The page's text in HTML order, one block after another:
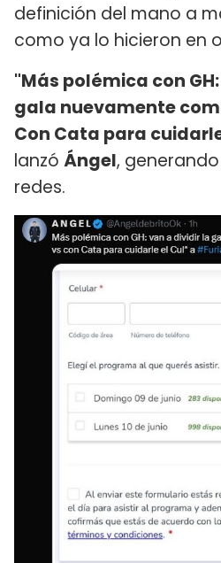
definición del mano a
como ya lo hicieron en
"Más polémica con
gala nuevamente
Con Cata para
lanzó Ángel,
redes.